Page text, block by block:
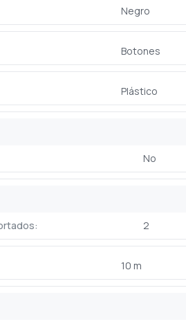
Negro
Botones
Plástico
No
2
10 m